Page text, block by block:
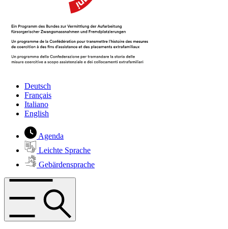
Deutsch
Français
Italiano
English
Agenda
Leichte Sprache
Gebärdensprache